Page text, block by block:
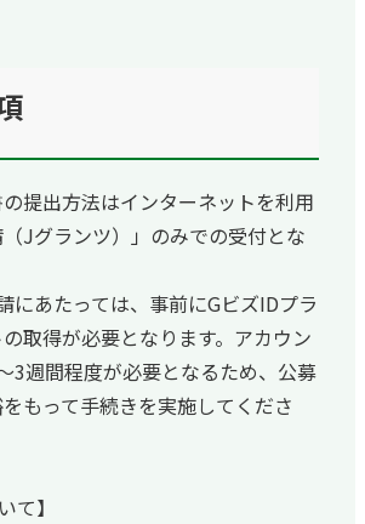
提出方法はインターネットを利用
Jグランツ）」のみでの受付とな
にあたっては、事前にGビズIDプラ
取得が必要となります。アカウン
3週間程度が必要となるため、公募
もって手続きを実施してくださ
て】